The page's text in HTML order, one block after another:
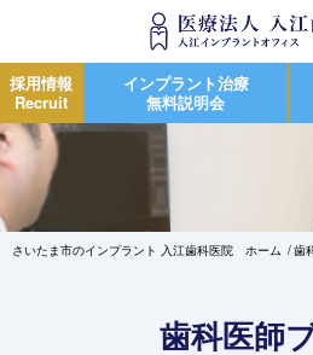
採用情報
Recruit
インプラント治療
無料説明会
さいたま市のインプラント 入江歯科医院 ホーム 歯
歯科医師